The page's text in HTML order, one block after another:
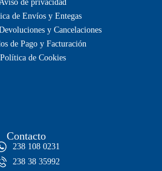
Aviso de privacidad
de Envíos y Entegas
y Cancelaciones
de Pago y Facturación
Política de Cookies
Contacto
238 108 0231
238 38 35992